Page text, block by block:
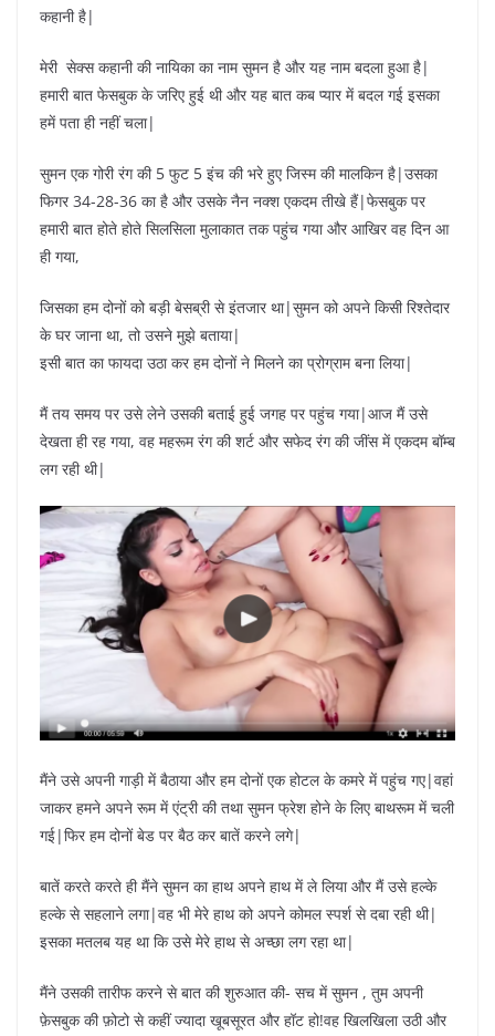
कहानी है|
मेरी सेक्स कहानी की नायिका का नाम सुमन है और यह नाम बदला हुआ है|
हमारी बात फेसबुक के जरिए हुई थी और यह बात कब प्यार में बदल गई इसका
हमें पता ही नहीं चला|
सुमन एक गोरी रंग की 5 फुट 5 इंच की भरे हुए जिस्म की मालकिन है|उसका
फिगर 34-28-36 का है और उसके नैन नक्श एकदम तीखे हैं|फेसबुक पर
हमारी बात होते होते सिलसिला मुलाकात तक पहुंच गया और आखिर वह दिन आ
ही गया,
जिसका हम दोनों को बड़ी बेसब्री से इंतजार था|सुमन को अपने किसी रिश्तेदार
के घर जाना था, तो उसने मुझे बताया|
इसी बात का फायदा उठा कर हम दोनों ने मिलने का प्रोग्राम बना लिया|
मैं तय समय पर उसे लेने उसकी बताई हुई जगह पर पहुंच गया|आज मैं उसे
देखता ही रह गया, वह महरूम रंग की शर्ट और सफेद रंग की जींस में एकदम बॉम्ब
लग रही थी|
मैंने उसे अपनी गाड़ी में बैठाया और हम दोनों एक होटल के कमरे में पहुंच गए|वहां
जाकर हमने अपने रूम में एंट्री की तथा सुमन फ्रेश होने के लिए बाथरूम में चली
गई|फिर हम दोनों बेड पर बैठ कर बातें करने लगे|
बातें करते करते ही मैंने सुमन का हाथ अपने हाथ में ले लिया और मैं उसे हल्के
हल्के से सहलाने लगा|वह भी मेरे हाथ को अपने कोमल स्पर्श से दबा रही थी|
इसका मतलब यह था कि उसे मेरे हाथ से अच्छा लग रहा था|
मैंने उसकी तारीफ करने से बात की शुरुआत की- सच में सुमन , तुम अपनी
फ़ेसबुक की फ़ोटो से कहीं ज्यादा खूबसूरत और हॉट हो!वह खिलखिला उठी और